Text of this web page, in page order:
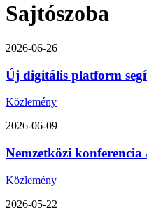
Sajtószoba
2026-06-26
Új digitális platform
Közlemény
2026-06-09
Nemzetközi konferencia
Közlemény
2026-05-22